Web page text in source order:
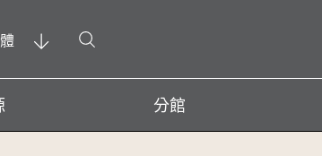
打開搜尋
分館